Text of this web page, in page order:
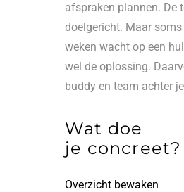
afspraken plannen. De
doelgericht. Maar
weken wacht op een
wel de oplossing.
buddy en team achter
Wat doe
je concreet?
Overzicht bewaken